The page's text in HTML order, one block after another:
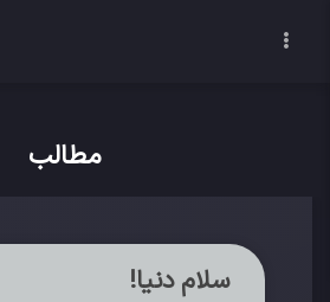
مطالب
سلام دنیا!